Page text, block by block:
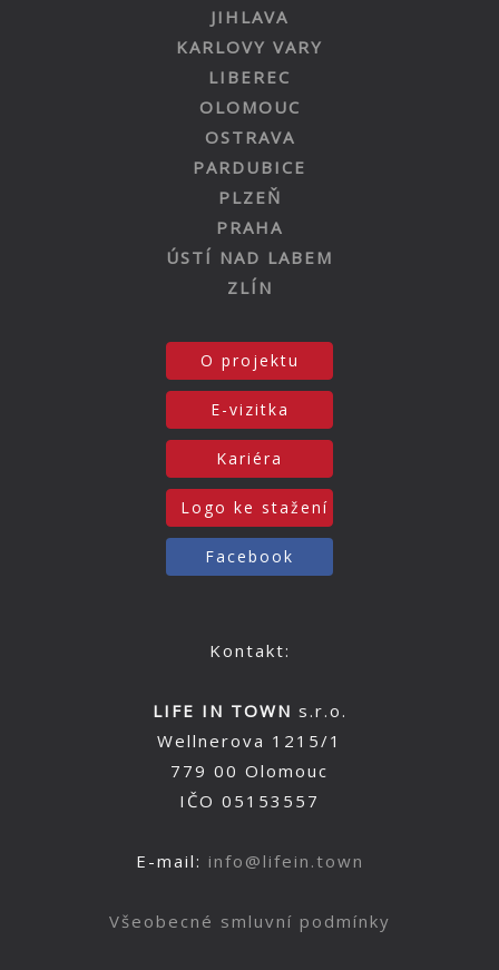
JIHLAVA
KARLOVY VARY
LIBEREC
OLOMOUC
OSTRAVA
PARDUBICE
PLZEŇ
PRAHA
ÚSTÍ NAD LABEM
ZLÍN
O projektu
E-vizitka
Kariéra
Logo ke stažení
Facebook
Kontakt:
LIFE IN TOWN s.r.o.
Wellnerova 1215/1
779 00 Olomouc
IČO 05153557
E-mail: info@lifein.town
Všeobecné smluvní podmínky